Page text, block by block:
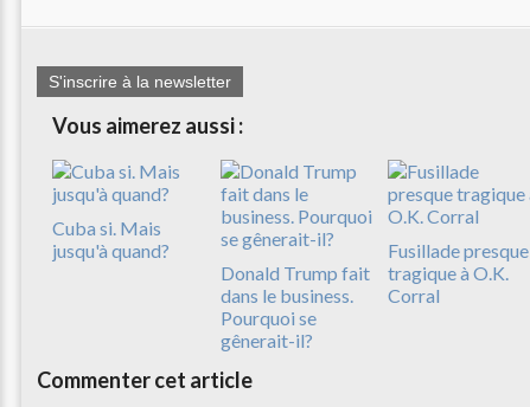
S'inscrire à la newsletter
Vous aimerez aussi :
Cuba si. Mais
jusqu'à quand?
Donald Trump fait
dans le business.
Pourquoi se
gênerait-il?
Fusillade presque
tragique à O.K.
Corral
Commenter cet article